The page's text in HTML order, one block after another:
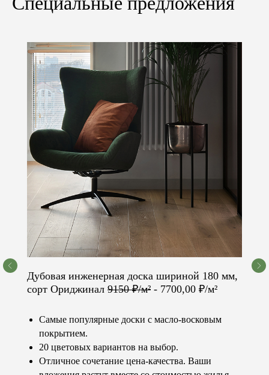
Дубовая инженерная доска шириной 180 мм,
сорт Ориджинал 9150 ₽/м² - 7700,00 ₽/м²
Самые популярные доски с масло-восковым
покрытием.
20 цветовых вариантов на выбор.
Отличное сочетание цена-качества. Ваши
Остались вопросы?
Не нашли нужный товар,
услугу или нужна
стоимость?
Мы с радостью ответим на все ваши вопросы.
Консультация бесплатно!
Обратный звонок
Посетить шоурум
© 2023-2026 «Concept floor»
Все права защищены.
Контакты
+7 (981) 460-08-80
info@conceptfloor.ru
ул. 9 Апреля, 86А
Каталог
Паркет
Подоконники
Продукция
О компании
Услуги
Доставка и оплата